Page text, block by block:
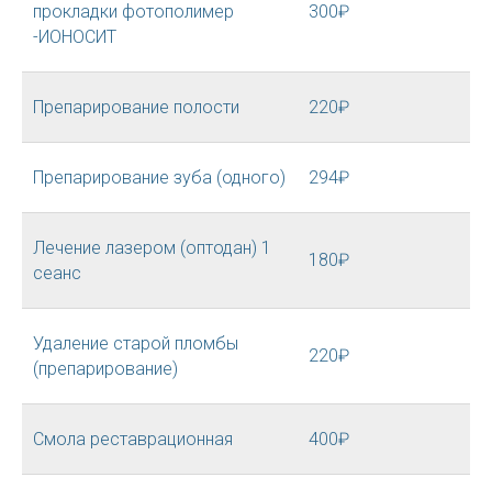
прокладки фотополимер
-ИОНОСИТ
300₽
Препарирование полости 220₽
Препарирование зуба (одного) 294₽
Лечение лазером (оптодан) 1
сеанс
180₽
Удаление старой пломбы
(препарирование)
220₽
Смола реставрационная 400₽